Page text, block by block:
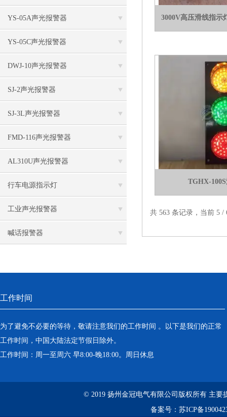
YS-05A声光报警器
YS-05C声光报警器
DWJ-10声光报警器
SJ-2声光报警器
SJ-3L声光报警器
FMD-116声光报警器
AL310U声光报警器
行车电源指示灯
工业声光报警器
喊话报警器
3000V高压滑线指示
TGHX-
共 563 条记录，当前 5
工作时间
为了避免不必要的等待，敬请注意我们的工作时间 。以下是我们的正常
工作时间，中国大陆法定节假日除外。
工作时间：周一至周六 早8:00-晚18:00。周日休息
© 2019 扬州金冠电气有限公司版权所有 主要
备案号： 苏ICP备